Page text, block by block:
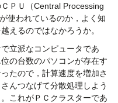
ＰＵ（Central Processing
使われているのか，よく知
えるのではなかろうか。
立派なコンピュータであ
の台数のパソコンが存在す
たので，計算速度を増加さ
んつなげて分散処理しよう
これがＰＣクラスターであ